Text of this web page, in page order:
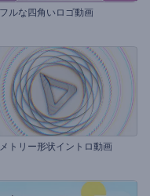
ルな四角いロゴ動画
トリー形状イントロ動画